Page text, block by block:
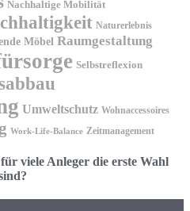
Nachhaltige Mobilität
Naturerlebnis
Möbel Raumgestaltung
Selbstreflexion
Umweltschutz Wohnaccessoires
Work-Life-Balance Zeitmanagement
viele Anleger die erste Wahl